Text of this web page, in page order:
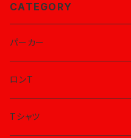
CATEGORY
パーカー
ロンT
Tシャツ